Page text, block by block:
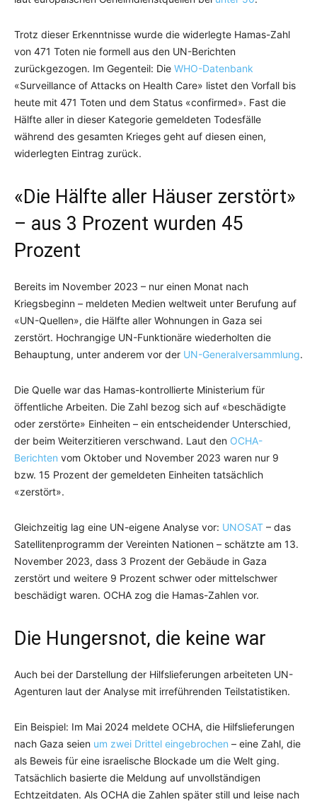
Trotz dieser Erkenntnisse wurde die widerlegte Hamas-Zahl
von 471 Toten nie formell aus den UN-Berichten
zurückgezogen. Im Gegenteil: Die WHO-Datenbank
«Surveillance of Attacks on Health Care» listet den Vorfall bis
heute mit 471 Toten und dem Status «confirmed». Fast die
Hälfte aller in dieser Kategorie gemeldeten Todesfälle
während des gesamten Krieges geht auf diesen einen,
widerlegten Eintrag zurück.
«Die Hälfte aller Häuser zerstört»
– aus 3 Prozent wurden 45
Prozent
Bereits im November 2023 – nur einen Monat nach
Kriegsbeginn – meldeten Medien weltweit unter Berufung auf
«UN-Quellen», die Hälfte aller Wohnungen in Gaza sei
zerstört. Hochrangige UN-Funktionäre wiederholten die
Behauptung, unter anderem vor der UN-Generalversammlung.
Die Quelle war das Hamas-kontrollierte Ministerium für
öffentliche Arbeiten. Die Zahl bezog sich auf «beschädigte
oder zerstörte» Einheiten – ein entscheidender Unterschied,
der beim Weiterzitieren verschwand. Laut den OCHA-
Berichten vom Oktober und November 2023 waren nur 9
bzw. 15 Prozent der gemeldeten Einheiten tatsächlich
«zerstört».
Gleichzeitig lag eine UN-eigene Analyse vor: UNOSAT – das
Satellitenprogramm der Vereinten Nationen – schätzte am 13.
November 2023, dass 3 Prozent der Gebäude in Gaza
zerstört und weitere 9 Prozent schwer oder mittelschwer
beschädigt waren. OCHA zog die Hamas-Zahlen vor.
Die Hungersnot, die keine war
Auch bei der Darstellung der Hilfslieferungen arbeiteten UN-
Agenturen laut der Analyse mit irreführenden Teilstatistiken.
Ein Beispiel: Im Mai 2024 meldete OCHA, die Hilfslieferungen
nach Gaza seien um zwei Drittel eingebrochen – eine Zahl, die
als Beweis für eine israelische Blockade um die Welt ging.
Tatsächlich basierte die Meldung auf unvollständigen
Echtzeitdaten. Als OCHA die Zahlen später still und leise nach